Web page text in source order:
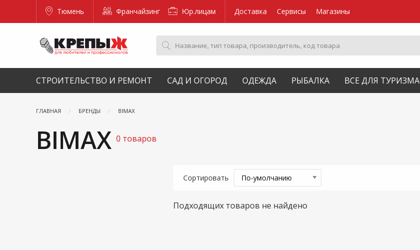
Тюмень Франчайзинг Юр.лицам Доставка Сервисы Магазины
СТРОИТЕЛЬСТВО И РЕМОНТ САД И ОГОРОД ОДЕЖДА РЫБАЛКА ВСЕ ДЛЯ ТУРИЗМА
ГЛАВНАЯ БРЕНДЫ BIMAX
BIMAX 0 товаров
Сортировать
Подходящих товаров не найдено